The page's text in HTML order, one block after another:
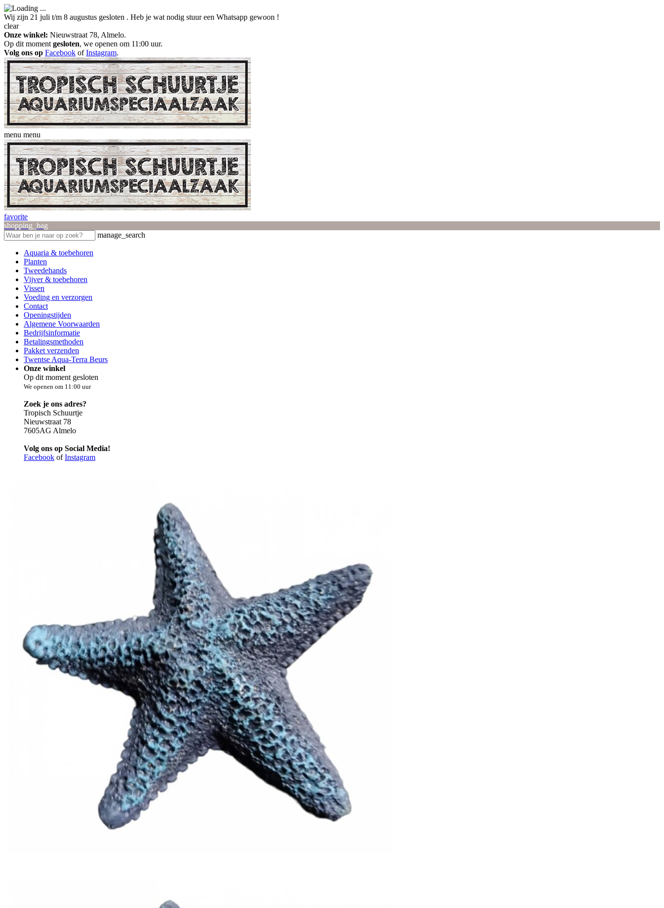
Wij zijn 21 juli t/m 8 augustus gesloten . Heb je wat nodig stuur een Whatsapp gewoon !
clear
Onze winkel: Nieuwstraat 78, Almelo.
Op dit moment gesloten, we openen om 11:00 uur.
Volg ons op Facebook ofInstagram.
menu menu
favorite
shopping_bag
manage_search
Aquaria & toebehoren
Planten
Tweedehands
Vijver & toebehoren
Vissen
Voeding en verzorgen
Contact
Openingstijden
Algemene Voorwaarden
Bedrijfsinformatie
Betalingsmethoden
Pakket verzenden
Twentse Aqua-Terra Beurs
Onze winkel
Op dit moment gesloten
We openen om 11:00 uur
Zoek je ons adres?
Tropisch Schuurtje
Nieuwstraat 78
7605AG Almelo
Volg ons op Social Media!
Facebook ofInstagram